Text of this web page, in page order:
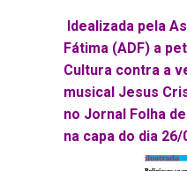
Idealizada pela
Fátima (ADF) a
Cultura contra a
musical Jesus
no Jornal Folha
na capa do dia 26/